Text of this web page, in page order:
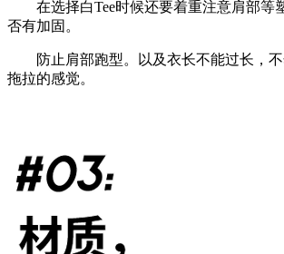
在选择白Tee时候还要着重注意肩部等
否有加固。
防止肩部跑型。以及衣长不能过长，不
拖拉的感觉。